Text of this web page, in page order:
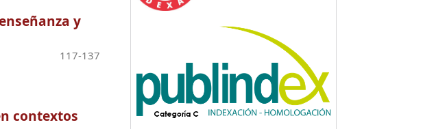
y
117-137
contextos